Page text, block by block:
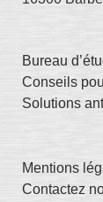
Bureau
Conseils
Solutions
Mentions
Contactez